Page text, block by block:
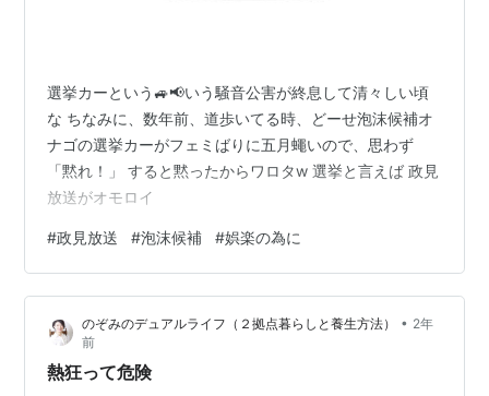
選挙カーという🚙📢いう騒音公害が終息して清々しい頃
な ちなみに、数年前、道歩いてる時、どーせ泡沫候補オ
ナゴの選挙カーがフェミばりに五月蠅いので、思わず
「黙れ！」 すると黙ったからワロタw 選挙と言えば 政見
放送がオモロイ
#政見放送 #泡沫候補 #娯楽の為に
のぞみのデュアルライフ（２拠点暮らしと養生方法） • 2年
前
熱狂って危険